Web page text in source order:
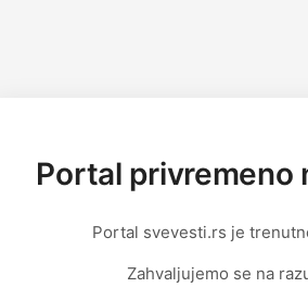
Portal privremeno
Portal svevesti.rs je
Zahvaljujemo se na